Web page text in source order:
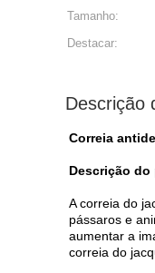
Tamanho:
Destacar:
Descrição
Correia
Descrição
A correia do
pássaros e
aumentar a
correia do